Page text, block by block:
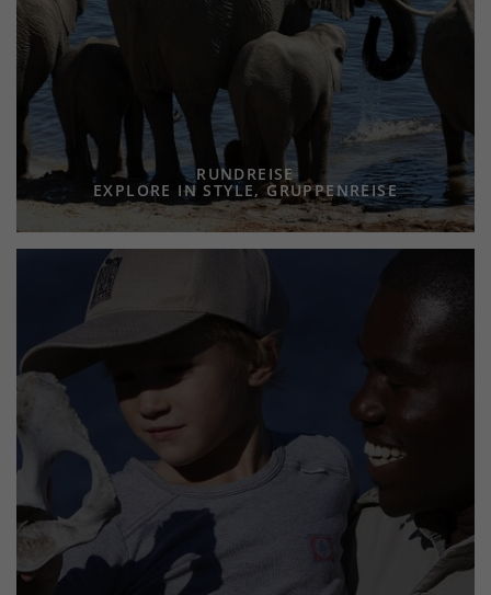
RUNDREISE
EXPLORE IN STYLE, GRUPPENREISE